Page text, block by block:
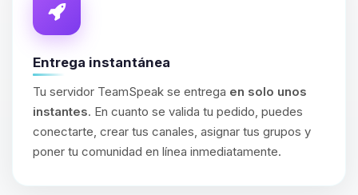
Entrega instantánea
Tu servidor TeamSpeak se entrega en solo unos
instantes. En cuanto se valida tu pedido, puedes
conectarte, crear tus canales, asignar tus grupos y
poner tu comunidad en línea inmediatamente.